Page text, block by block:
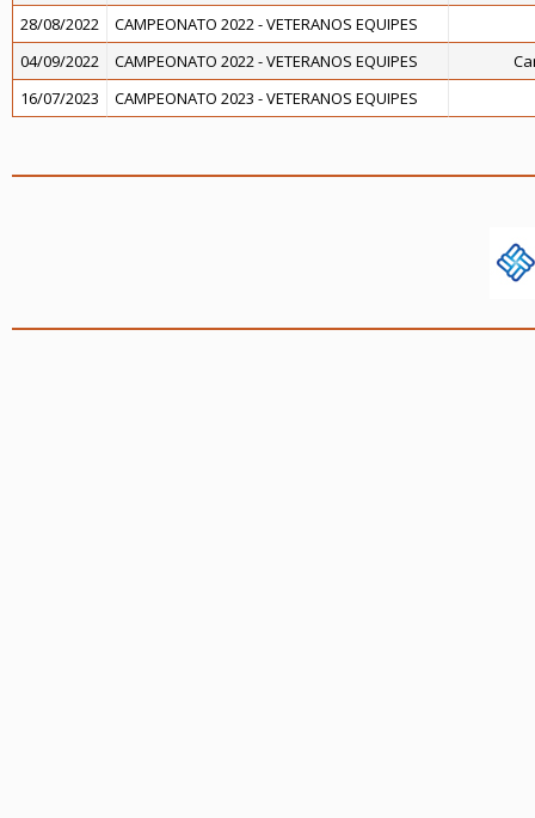
28/08/2022 CAMPEONATO 2022 - VETERANOS EQUIPES
04/09/2022
CAMPEONATO 2022 - VETERANOS EQUIPES
16/07/2023
CAMPEONATO 2023 - VETERANOS EQUIPES